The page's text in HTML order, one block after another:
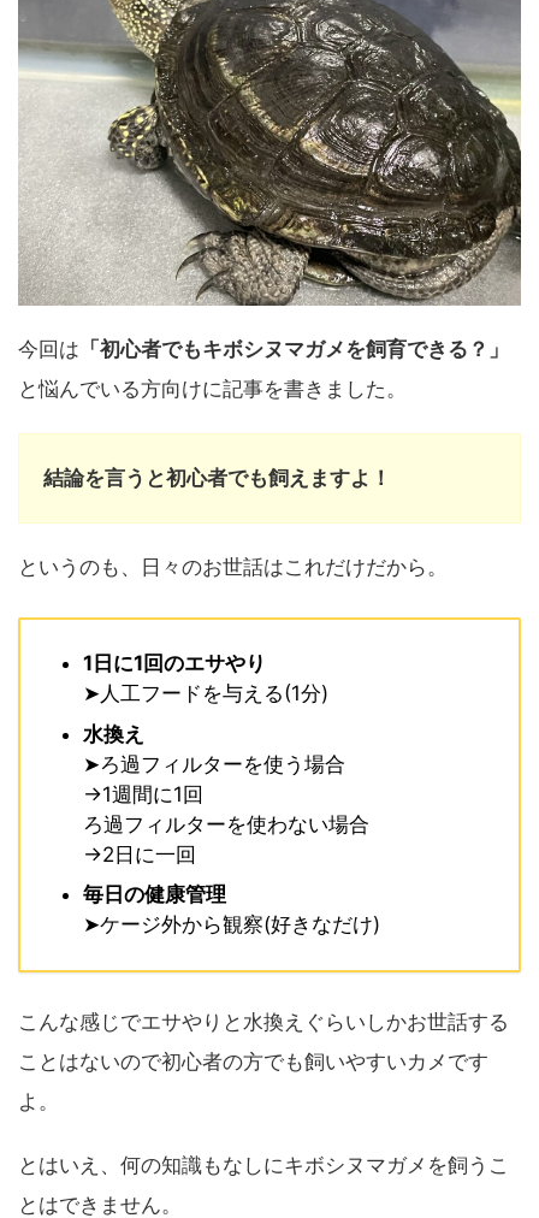
今回は 「初心者でもキボシヌマガメを飼育できる？」
と悩んでいる方向けに記事を書きました。
結論を言うと初心者でも飼えますよ！
というのも、日々のお世話はこれだけだから。
1日に1回のエサやり
➤人工フードを与える(1分)
水換え
➤ろ過フィルターを使う場合
→1週間に1回
ろ過フィルターを使わない場合
→2日に一回
毎日の健康管理
➤ケージ外から観察(好きなだけ)
こんな感じでエサやりと水換えぐらいしかお世話する
ことはないので初心者の方でも飼いやすいカメです
よ。
とはいえ、何の知識もなしにキボシヌマガメを飼うこ
とはできません。